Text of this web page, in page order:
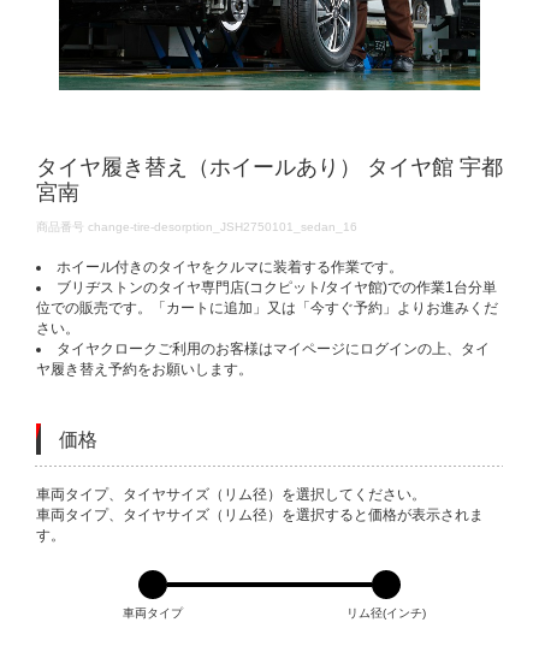
タイヤ履き替え（ホイールあり） タイヤ館 宇都
宮南
DETAILS
商品番号 change-tire-desorption_JSH2750101_sedan_16
ホイール付きのタイヤをクルマに装着する作業です。
ブリヂストンのタイヤ専門店(コクピット/タイヤ館)での作業1台分単
位での販売です。「カートに追加」又は「今すぐ予約」よりお進みくだ
さい。
タイヤクロークご利用のお客様はマイページにログインの上、タイ
ヤ履き替え予約をお願いします。
価格
VARIATIONS
車両タイプ、タイヤサイズ（リム径）を選択してください。
車両タイプ、タイヤサイズ（リム径）を選択すると価格が表示されま
す。
車両タイプ リム径(インチ)